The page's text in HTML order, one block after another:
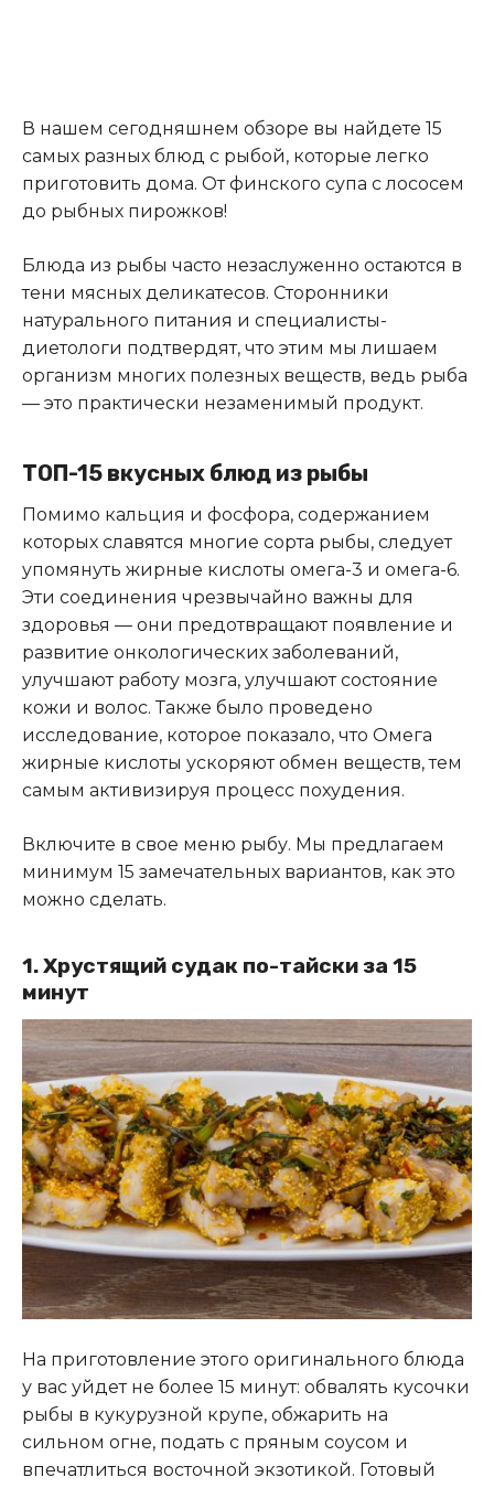
В нашем сегодняшнем обзоре вы найдете 15
самых разных блюд с рыбой, которые легко
приготовить дома. От финского супа с лососем
до рыбных пирожков!
Блюда из рыбы часто незаслуженно остаются в
тени мясных деликатесов. Сторонники
натурального питания и специалисты-
диетологи подтвердят, что этим мы лишаем
организм многих полезных веществ, ведь рыба
— это практически незаменимый продукт.
ТОП-15 вкусных блюд из рыбы
Помимо кальция и фосфора, содержанием
которых славятся многие сорта рыбы, следует
упомянуть жирные кислоты омега-3 и омега-6.
Эти соединения чрезвычайно важны для
здоровья — они предотвращают появление и
развитие онкологических заболеваний,
улучшают работу мозга, улучшают состояние
кожи и волос. Также было проведено
исследование, которое показало, что Омега
жирные кислоты ускоряют обмен веществ, тем
самым активизируя процесс похудения.
Включите в свое меню рыбу. Мы предлагаем
минимум 15 замечательных вариантов, как это
можно сделать.
1. Хрустящий судак по-тайски за 15
минут
На приготовление этого оригинального блюда
у вас уйдет не более 15 минут: обвалять кусочки
рыбы в кукурузной крупе, обжарить на
сильном огне, подать с пряным соусом и
впечатлиться восточной экзотикой. Готовый